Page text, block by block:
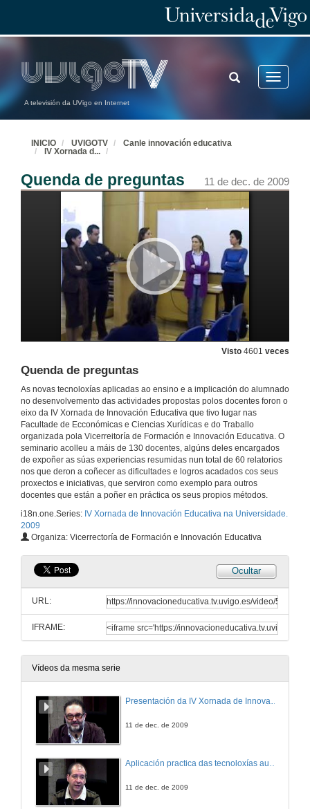
A televisión da UVigo en Internet
Toggle
TOGGLE
SEARCH
INICIO UVIGOTV
Canle innovación educativa
IV Xornada d...
Quenda de preguntas 11 de dec. de 2009
Visto 4601 veces
Quenda de preguntas
As novas tecnoloxías aplicadas ao ensino e a implicación do alumnado
no desenvolvemento das actividades propostas polos docentes foron o
eixo da IV Xornada de Innovación Educativa que tivo lugar nas
Facultade de Ecconómicas e Ciencias Xurídicas e do Traballo
organizada pola Vicerreitoría de Formación e Innovación Educativa. O
seminario acolleu a máis de 130 docentes, algúns deles encargados
de expoñer as súas experiencias resumidas nun total de 60 relatorios
nos que deron a coñecer as dificultades e logros acadados cos seus
proxectos e iniciativas, que serviron como exemplo para outros
docentes que están a poñer en práctica os seus propios métodos.
i18n.one.Series: IV Xornada de Innovación Educativa na Universidade.
2009
Organiza: Vicerrectoría de Formación e Innovación Educativa
Ocultar
URL:
IFRAME:
Vídeos da mesma serie
Presentación da IV Xornada de Innovación Educativa na Universidade.
11 de dec. de 2009
11 de dec. de 2009